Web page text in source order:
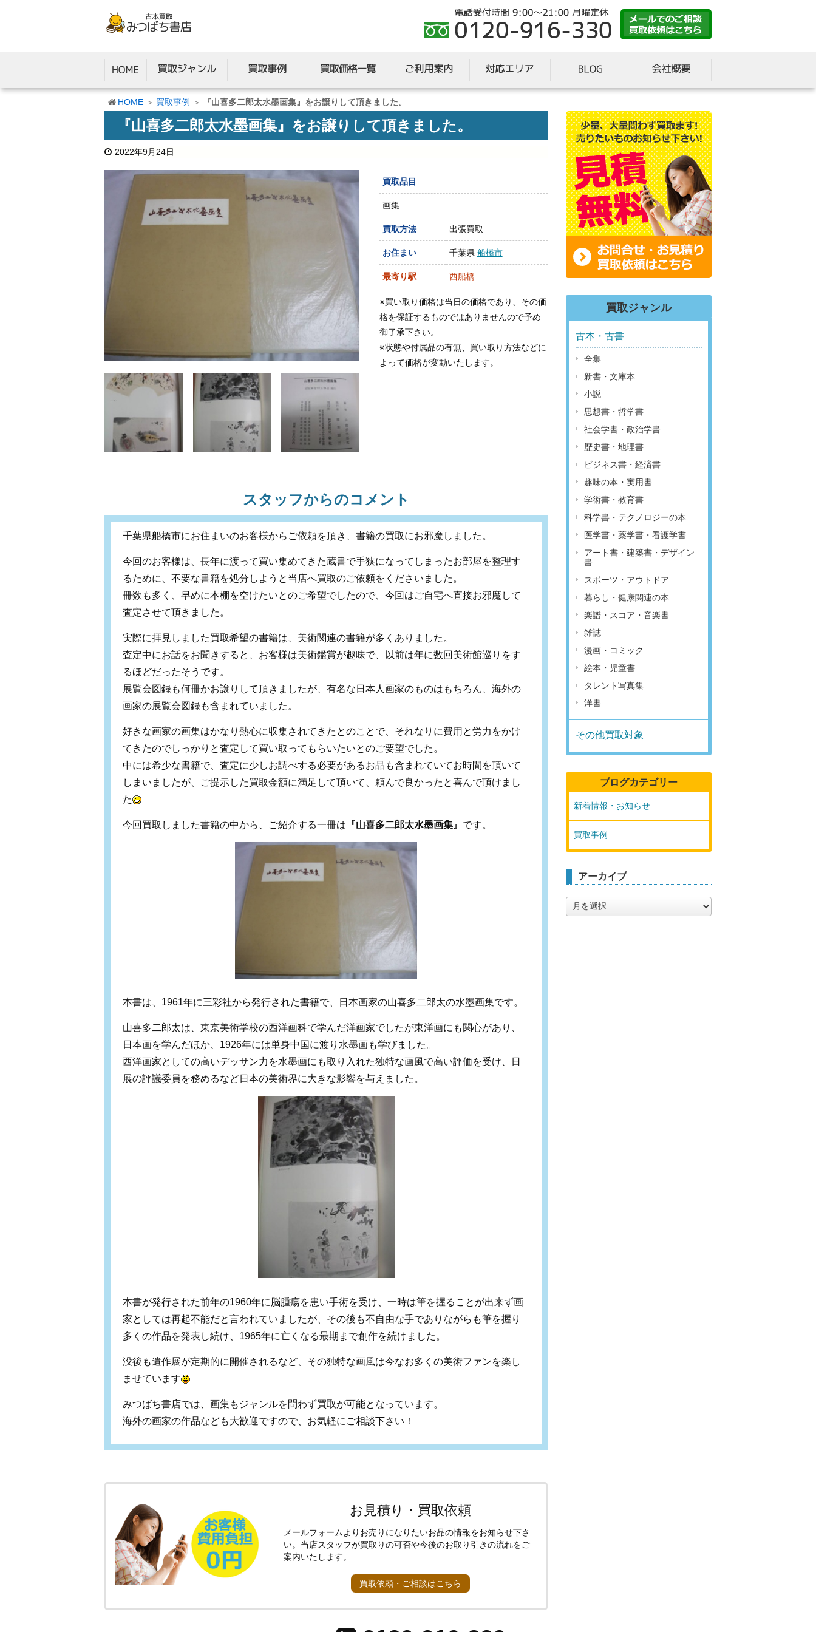
HOME 買取事例 『山喜多二郎太水墨画集』をお譲りして頂きました。
『山喜多二郎太水墨画集』をお譲りして頂きました。
2022年9月24日
買取品目
画集
買取方法 出張買取
お住まい 千葉県 船橋市
最寄り駅 西船橋
※買い取り価格は当日の価格であり、その価
格を保証するものではありませんので予め
御了承下さい。
※状態や付属品の有無、買い取り方法などに
よって価格が変動いたします。
スタッフからのコメント
千葉県船橋市にお住まいのお客様からご依頼を頂き、書籍の買取にお邪魔しました。
今回のお客様は、長年に渡って買い集めてきた蔵書で手狭になってしまったお部屋を整理す
るために、不要な書籍を処分しようと当店へ買取のご依頼をくださいました。
冊数も多く、早めに本棚を空けたいとのご希望でしたので、今回はご自宅へ直接お邪魔して
査定させて頂きました。
実際に拝見しました買取希望の書籍は、美術関連の書籍が多くありました。
査定中にお話をお聞きすると、お客様は美術鑑賞が趣味で、以前は年に数回美術館巡りをす
るほどだったそうです。
展覧会図録も何冊かお譲りして頂きましたが、有名な日本人画家のものはもちろん、海外の
画家の展覧会図録も含まれていました。
好きな画家の画集はかなり熱心に収集されてきたとのことで、それなりに費用と労力をかけ
てきたのでしっかりと査定して買い取ってもらいたいとのご要望でした。
中には希少な書籍で、査定に少しお調べする必要があるお品も含まれていてお時間を頂いて
しまいましたが、ご提示した買取金額に満足して頂いて、頼んで良かったと喜んで頂けまし
た
今回買取しました書籍の中から、ご紹介する一冊は 『山喜多二郎太水墨画集』 です。
本書は、1961年に三彩社から発行された書籍で、日本画家の山喜多二郎太の水墨画集です。
山喜多二郎太は、東京美術学校の西洋画科で学んだ洋画家でしたが東洋画にも関心があり、
日本画を学んだほか、1926年には単身中国に渡り水墨画も学びました。
西洋画家としての高いデッサン力を水墨画にも取り入れた独特な画風で高い評価を受け、日
展の評議委員を務めるなど日本の美術界に大きな影響を与えました。
本書が発行された前年の1960年に脳腫瘍を患い手術を受け、一時は筆を握ることが出来ず画
家としては再起不能だと言われていましたが、その後も不自由な手でありながらも筆を握り
多くの作品を発表し続け、1965年に亡くなる最期まで創作を続けました。
没後も遺作展が定期的に開催されるなど、その独特な画風は今なお多くの美術ファンを楽し
ませています
みつばち書店では、画集もジャンルを問わず買取が可能となっています。
海外の画家の作品なども大歓迎ですので、お気軽にご相談下さい！
お見積り・買取依頼
メールフォームよりお売りになりたいお品の情報をお知らせ下さ
い。当店スタッフが買取りの可否や今後のお取り引きの流れをご
案内いたします。
買取依頼・ご相談はこちら
買取ジャンル
古本・古書
全集
新書・文庫本
小説
思想書・哲学書
社会学書・政治学書
歴史書・地理書
ビジネス書・経済書
趣味の本・実用書
学術書・教育書
科学書・テクノロジーの本
医学書・薬学書・看護学書
アート書・建築書・デザイン
書
スポーツ・アウトドア
暮らし・健康関連の本
楽譜・スコア・音楽書
雑誌
漫画・コミック
絵本・児童書
タレント写真集
洋書
その他買取対象
ブログカテゴリー
新着情報・お知らせ
買取事例
アーカイブ
ー